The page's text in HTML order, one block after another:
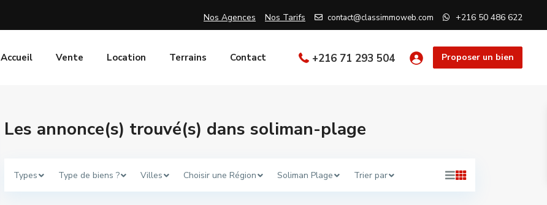
Nos Agences Nos Tarifs contact@classimmoweb.com +216 50 486 622
Proposer un bien
+216 71 293 504
Accueil Vente Location Terrains Contact
Les annonce(s) trouvé(s) dans soliman-plage
Types Type de biens ? Villes Choisir une Région Soliman Plage Trier par